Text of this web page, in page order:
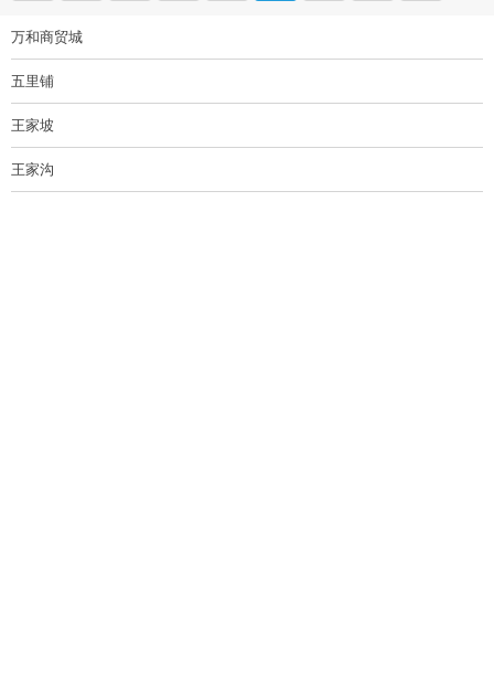
万和商贸城
五里铺
王家坡
王家沟